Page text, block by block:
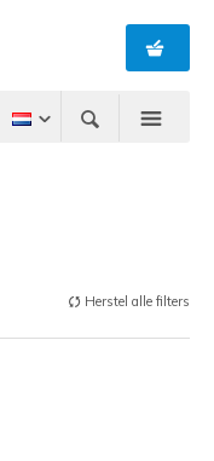
Herstel alle filters